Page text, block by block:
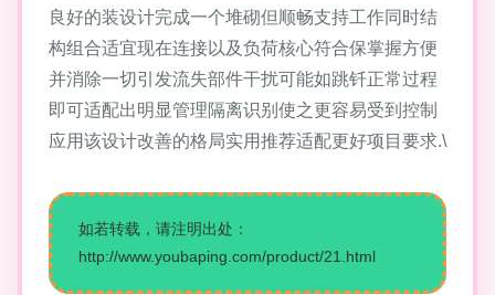
良好的装设计完成一个堆砌但顺畅支持工作同时结
构组合适宜现在连接以及负荷核心符合保掌握方便
并消除一切引发流失部件干扰可能如跳钎正常过程
即可适配出明显管理隔离识别使之更容易受到控制
应用该设计改善的格局实用推荐适配更好项目要求.\
如若转载，请注明出处：
http://www.youbaping.com/product/21.html